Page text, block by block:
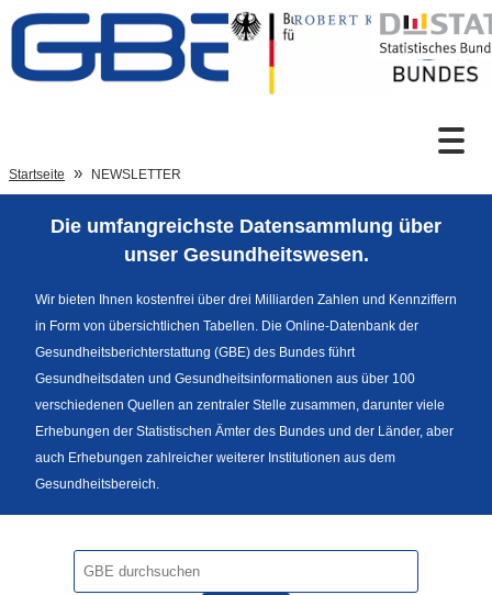
Zum Inhalt
Sprachumschaltung
Fußzeile
Startseite NEWSLETTER
Die umfangreichste Datensammlung über
unser Gesundheitswesen.
Wir bieten Ihnen kostenfrei über drei Milliarden Zahlen und Kennziffern
in Form von übersichtlichen Tabellen. Die Online-Datenbank der
Gesundheitsberichterstattung (GBE) des Bundes führt
Gesundheitsdaten und Gesundheitsinformationen aus über 100
verschiedenen Quellen an zentraler Stelle zusammen, darunter viele
Erhebungen der Statistischen Ämter des Bundes und der Länder, aber
auch Erhebungen zahlreicher weiterer Institutionen aus dem
Gesundheitsbereich.